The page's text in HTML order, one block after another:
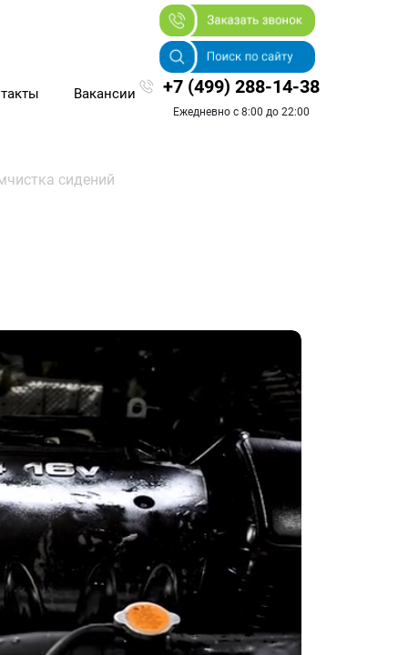
Вакансии +7 (499) 288-14-38
Ежедневно с 8:00 до 22:00
сидений